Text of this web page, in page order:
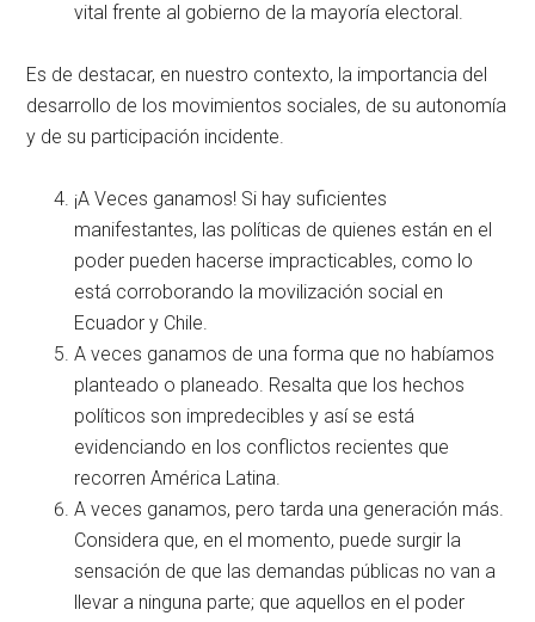
vital frente al gobierno de la mayoría electoral.
Es de destacar, en nuestro contexto, la importancia del
desarrollo de los movimientos sociales, de su autonomía
y de su participación incidente.
¡A Veces ganamos! Si hay suficientes
manifestantes, las políticas de quienes están en el
poder pueden hacerse impracticables, como lo
está corroborando la movilización social en
Ecuador y Chile.
A veces ganamos de una forma que no habíamos
planteado o planeado. Resalta que los hechos
políticos son impredecibles y así se está
evidenciando en los conflictos recientes que
recorren América Latina.
A veces ganamos, pero tarda una generación más.
Considera que, en el momento, puede surgir la
sensación de que las demandas públicas no van a
llevar a ninguna parte; que aquellos en el poder